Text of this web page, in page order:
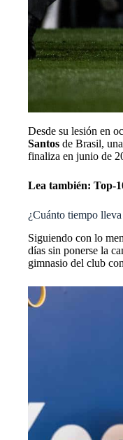
Desde su lesión en
Santos de Brasil,
finaliza en junio de
Lea también: Top-
¿Cuánto tiempo
Siguiendo con lo
días sin ponerse la
gimnasio del club